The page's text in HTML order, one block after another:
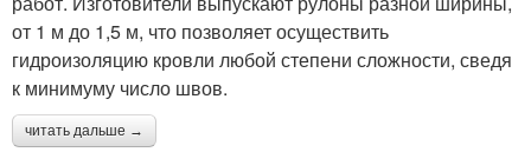
от 1 м до 1,5 м, что позволяет осуществить
гидроизоляцию кровли любой степени сложности, сведя
к минимуму число швов.
читать дальше →